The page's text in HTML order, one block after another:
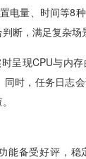
电量、时间等8
断，满足复杂场
呈现CPU与内
同时，任务日志
能备受好评，